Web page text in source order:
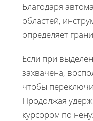
Благодаря
областей,
определяет
Если при
захвачена,
чтобы
Продолжая
курсором по